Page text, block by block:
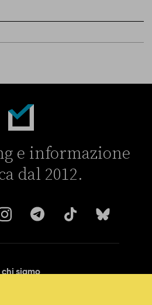
e informazione
dal 2012.
chi siamo